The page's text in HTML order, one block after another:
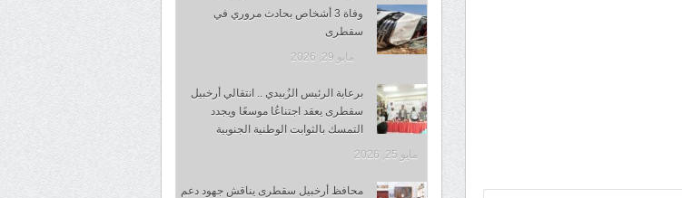
وفاة 3 أشخاص بحادث مروري في
سقطرى
مايو 29, 2026
برعاية الرئيس الزُبيدي .. انتقالي أرخبيل
سقطرى يعقد اجتناعُا موسعًا ويجدد
التمسك بالثوابت الوطنية الجنوبية
مايو 25, 2026
محافظ أرخبيل سقطرى يناقش جهود دعم